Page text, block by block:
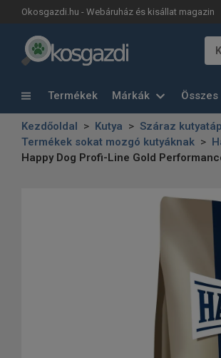
Okosgazdi.hu - Webáruház és kisállat magazin
Termékek Márkák
Kezdőoldal Kutya Száraz kutyatáp
Termékek sokat mozgó kutyáknak
Happy Dog Profi-Line Gold